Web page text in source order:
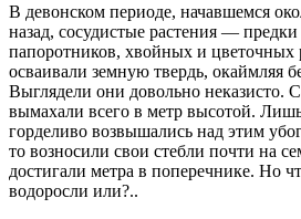
В девонском периоде, начавшемся
назад, сосудистые растения —
папоротников, хвойных и цветочных
осваивали земную твердь, окаймляя
Выглядели они довольно неказисто.
вымахали всего в метр высотой.
горделиво возвышались над этим
то возносили свои стебли почти на
достигали метра в поперечнике. Но
водоросли или?..